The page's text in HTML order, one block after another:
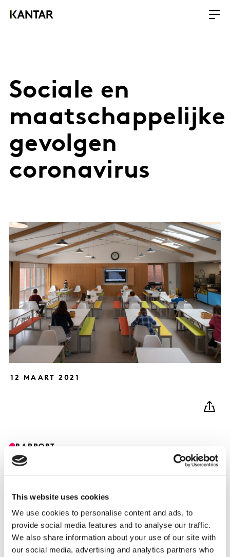
This website uses cookies
We use cookies to personalise content and ads, to
provide social media features and to analyse our traffic.
We also share information about your use of our site with
our social media, advertising and analytics partners who
Sociale en
maatschappelijke
gevolgen
coronavirus
12 MAART 2021
RAPPORT
Kantar monitort al sinds de start van de maatregelen
tegen de verspreiding van COVID-19 hoe burgers
aankijken tegen het optreden van de overheid en geeft